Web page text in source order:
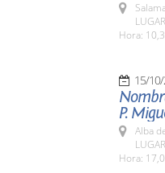
Hora:
15/
P.
Alba
Hora: